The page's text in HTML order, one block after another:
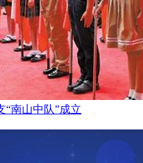
“南山中队”成立